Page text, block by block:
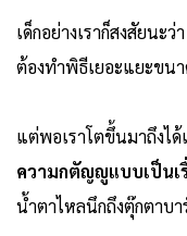
เด็กอย่างเราก็สงสัยนะ
ต้องทำพิธีเยอะแยะขน
แต่พอเราโตขึ้นมาถึงได้
ความกตัญญูแบบเป็นเ
น้ำตาไหลนึกถึงตุ๊กตาบ